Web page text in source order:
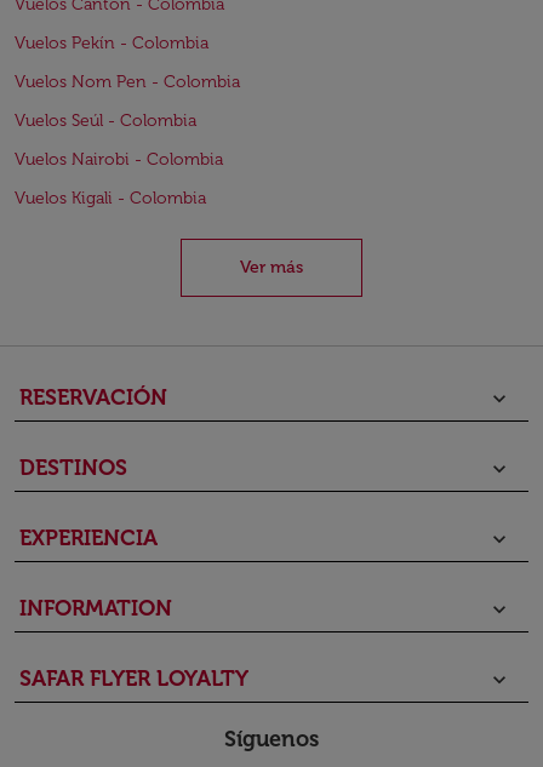
Vuelos Cantón - Colombia
Vuelos Pekín - Colombia
Vuelos Nom Pen - Colombia
Vuelos Seúl - Colombia
Vuelos Nairobi - Colombia
Vuelos Kigali - Colombia
Ver más
RESERVACIÓN keyboard_arrow_down
DESTINOS keyboard_arrow_down
EXPERIENCIA keyboard_arrow_down
INFORMATION keyboard_arrow_down
SAFAR FLYER LOYALTY keyboard_arrow_down
Síguenos